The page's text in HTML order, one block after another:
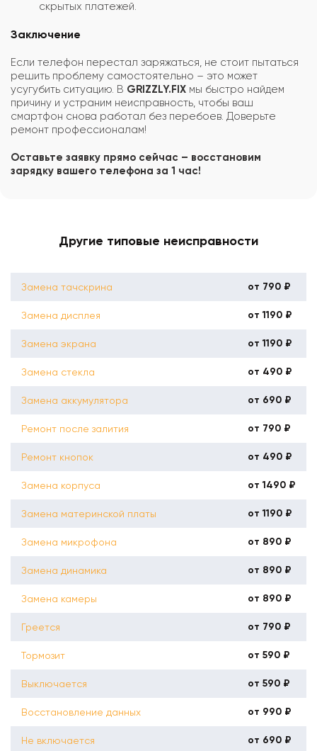
скрытых платежей.
Заключение
Если телефон перестал заряжаться, не стоит пытаться
решить проблему самостоятельно – это может
усугубить ситуацию. В GRIZZLY.FIX мы быстро найдем
причину и устраним неисправность, чтобы ваш
смартфон снова работал без перебоев. Доверьте
ремонт профессионалам!
Оставьте заявку прямо сейчас – восстановим
зарядку вашего телефона за 1 час!
Другие типовые неисправности
Замена тачскрина от 790 ₽
Замена дисплея от 1190 ₽
Замена экрана от 1190 ₽
Замена стекла от 490 ₽
Замена аккумулятора от 690 ₽
Ремонт после залития от 790 ₽
Ремонт кнопок от 490 ₽
Замена корпуса от 1490 ₽
Замена материнской платы от 1190 ₽
Замена микрофона от 890 ₽
Замена динамика от 890 ₽
Замена камеры от 890 ₽
Греется от 790 ₽
Тормозит от 590 ₽
Выключается от 590 ₽
Восстановление данных от 990 ₽
Не включается от 690 ₽